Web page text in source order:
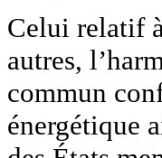
Celui relatif
autres,
commun
énergétique